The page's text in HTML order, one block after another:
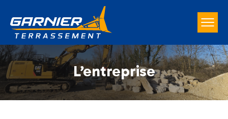
L’entreprise